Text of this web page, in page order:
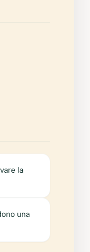
la
una